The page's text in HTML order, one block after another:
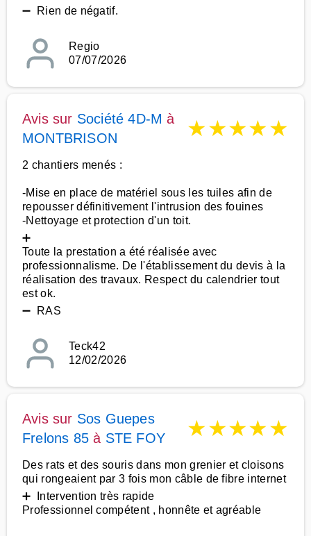
➖ Rien de négatif.
Regio
07/07/2026
Avis sur Société 4D-M à
MONTBRISON
★★★★★
2 chantiers menés :
-Mise en place de matériel sous les tuiles afin de
repousser définitivement l'intrusion des fouines
-Nettoyage et protection d'un toit.
➕
Toute la prestation a été réalisée avec
professionnalisme. De l'établissement du devis à la
réalisation des travaux. Respect du calendrier tout
est ok.
➖ RAS
Teck42
12/02/2026
Avis sur Sos Guepes
Frelons 85 à STE FOY ★★★★★
Des rats et des souris dans mon grenier et cloisons
qui rongeaient par 3 fois mon câble de fibre internet
➕ Intervention très rapide
Professionnel compétent , honnête et agréable